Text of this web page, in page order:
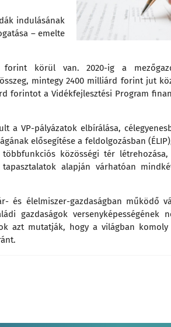
indulásának
– emelte
forint körül van. 2020-ig a
mintegy 2400 milliárd forint jut
forintot a Vidékfejlesztési Program
a VP-pályázatok elbírálása,
elősegítése a feldolgozásban
közösségi tér létrehozása,
alapján várhatóan
és élelmiszer-gazdaságban működő
gazdaságok versenyképességének
azt mutatják, hogy a világban komoly